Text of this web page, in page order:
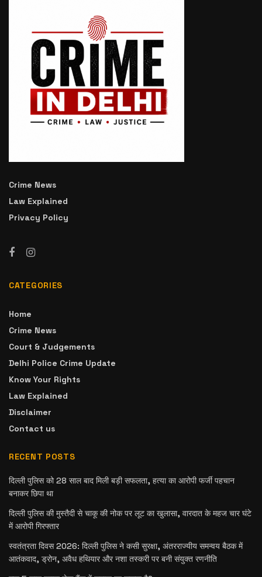
Crime News
Law Explained
Privacy Policy
CATEGORIES
Home
Crime News
Court & Judgements
Delhi Police Crime Update
Know Your Rights
Law Explained
Disclaimer
Contact us
RECENT POSTS
दिल्ली पुलिस को 28 साल बाद मिली बड़ी सफलता, हत्या का आरोपी फर्जी पहचान
बनाकर छिपा था
दिल्ली पुलिस की मुस्तैदी से चाकू की नोक पर लूट का खुलासा, वारदात के महज चार घंटे
में आरोपी गिरफ्तार
स्वतंत्रता दिवस 2026: दिल्ली पुलिस ने कसी सुरक्षा, अंतरराज्यीय समन्वय बैठक में
आतंकवाद, ड्रोन, अवैध हथियार और नशा तस्करी पर बनी संयुक्त रणनीति